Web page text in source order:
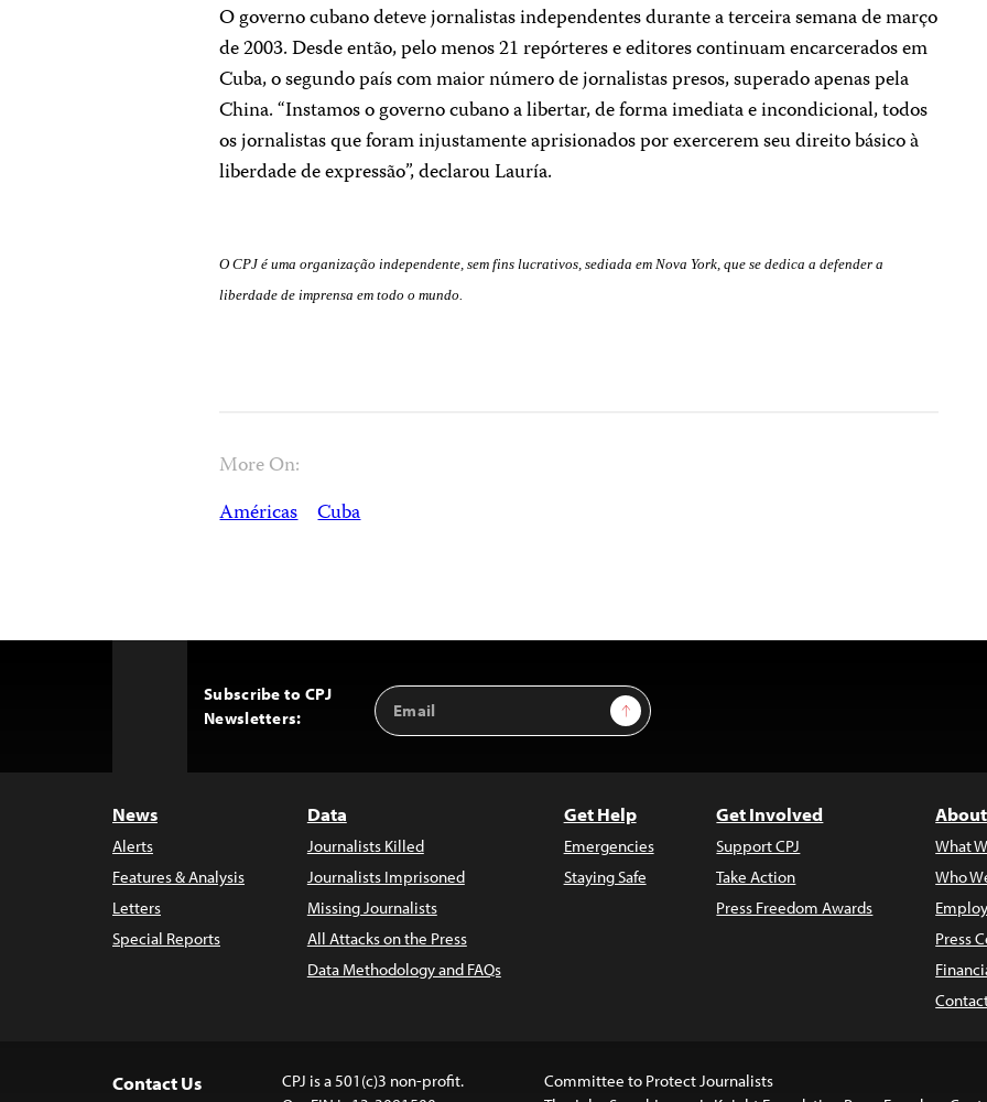
O governo cubano deteve jornalistas independentes durante a terceira semana de março
de 2003. Desde então, pelo menos 21 repórteres e editores continuam encarcerados em
Cuba, o segundo país com maior número de jornalistas presos, superado apenas pela
China. “Instamos o governo cubano a libertar, de forma imediata e incondicional, todos
os jornalistas que foram injustamente aprisionados por exercerem seu direito básico à
liberdade de expressão”, declarou Lauría.
O CPJ é uma organização independente, sem fins lucrativos, sediada em Nova York, que se dedica a defender a
liberdade de imprensa em todo o mundo.
More On:
Américas Cuba
Subscribe to CPJ
Newsletters:
Email
Address
Sign Up
News
Alerts
Features & Analysis
Letters
Special Reports
Data
Journalists Killed
Journalists Imprisoned
Missing Journalists
All Attacks on the Press
Data Methodology and FAQs
Get Help
Emergencies
Staying Safe
Get Involved
Support CPJ
Take Action
Press Freedom Awards
What
Who
Press
Contact Us
CPJ is a 501(c)3 non-profit.
Committee to Protect Journalists